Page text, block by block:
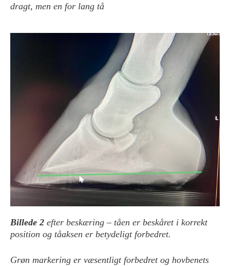
dragt, men en for lang tå
Billede 2 efter beskæring – tåen er beskåret i korrekt
position og tåaksen er betydeligt forbedret.
Grøn markering er væsentligt forbedret og hovbenets